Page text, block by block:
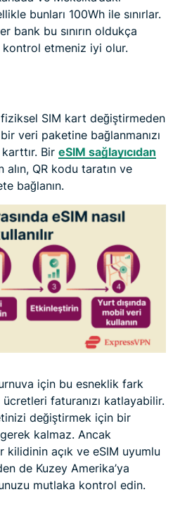
bunları 100Wh ile sınırlar.
bank bu sınırın oldukça
etmeniz iyi olur.
SIM kart değiştirmeden
veri paketine bağlanmanızı
Bir eSIM sağlayıcıdan
alın, QR kodu taratın ve
bağlanın.
için bu esneklik fark
faturanızı katlayabilir.
değiştirmek için bir
kalmaz. Ancak
açık ve eSIM uyumlu
de Kuzey Amerika’ya
mutlaka kontrol edin.